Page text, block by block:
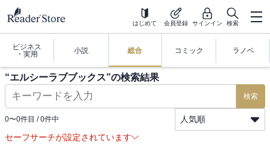
はじめて 会員登録 サインイン 検索
ビジネス
・実用
小説 総合 コミック ラノベ
“エルシーラブブックス”の検索結果
検索
0〜0件目 / 0件中
人気順
セーフサーチが設定されています